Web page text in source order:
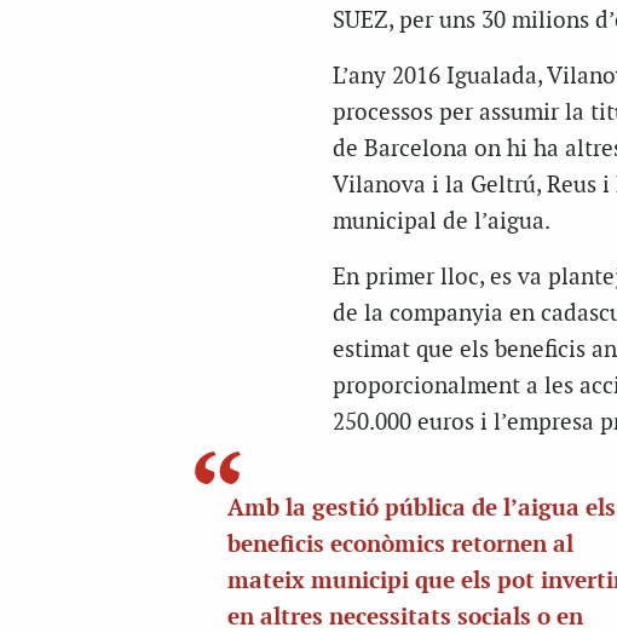
SUEZ, per uns 30 milions
L’any 2016 Igualada,
processos per assumir la
de Barcelona on hi ha
Vilanova i la Geltrú, Reus
municipal de l’aigua.
En primer lloc, es va
de la companyia en
estimat que els beneficis
proporcionalment a les
250.000 euros i l’empresa
Amb la gestió pública de l’aigua els
beneficis econòmics retornen al
mateix municipi que els pot
en altres necessitats socials o en